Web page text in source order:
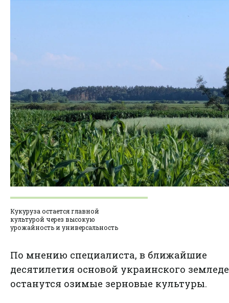
Кукуруза остается главной
культурой через высокую
урожайность и универсальность
По мнению специалиста, в ближайшие
десятилетия основой украинского
останутся озимые зерновые культуры.